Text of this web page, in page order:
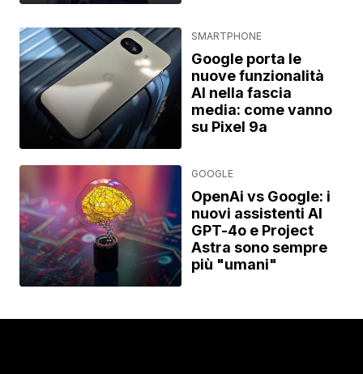
SMARTPHONE
Google porta le
nuove funzionalità
AI nella fascia
media: come vanno
su Pixel 9a
GOOGLE
OpenAi vs Google: i
nuovi assistenti AI
GPT-4o e Project
Astra sono sempre
più "umani"